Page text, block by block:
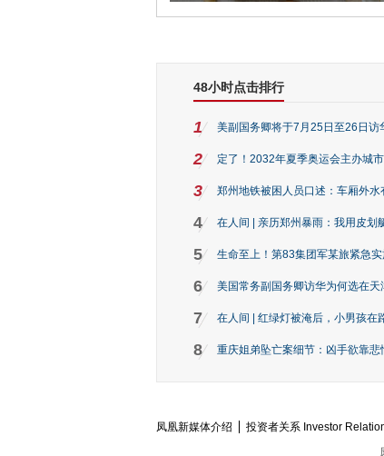
48小时点击排行
1 美副国务卿将于7月25日至26日访
2 定了！2032年夏季奥运会主办城
3 郑州地铁被困人员口述：车厢外
4 在人间 | 亲历郑州暴雨：我用皮划
5 生命至上！第83集团军某旅紧急
6 美国常务副国务卿访华为何选在天
7 在人间 | 红绿灯被淹后，小男孩在
8 重庆姐弟坠亡案细节：凶手欲靠
凤凰新媒体介绍 投资者关系 Investor